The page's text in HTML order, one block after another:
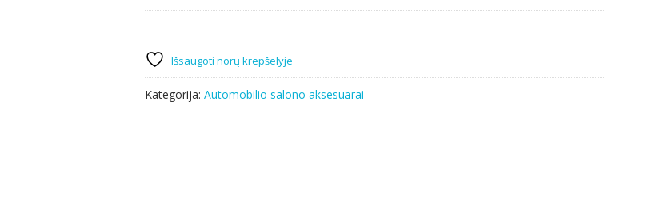
Išsaugoti norų krepšelyje
Kategorija: Automobilio salono aksesuarai